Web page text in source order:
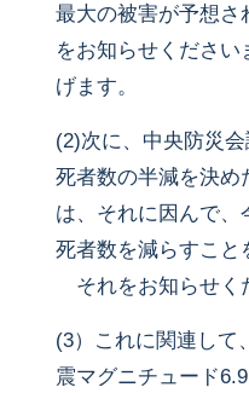
最大の被害が予想さ
をお知らせくださ
げます。
(2)次に、中央防災会
死者数の半減を決め
は、それに因んで、
死者数を減らすこと
それをお知らせく
(3）これに関連して
震マグニチュード